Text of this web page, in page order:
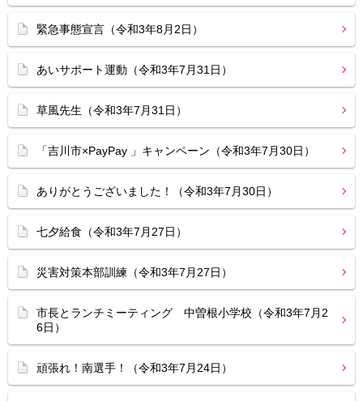
緊急事態宣言（令和3年8月2日）
あいサポート運動（令和3年7月31日）
草風先生（令和3年7月31日）
「吉川市×PayPay 」キャンペーン（令和3年7月30日）
ありがとうございました！（令和3年7月30日）
七夕給食（令和3年7月27日）
災害対策本部訓練（令和3年7月27日）
市長とランチミーティング 中曽根小学校（令和3年7月2
6日）
頑張れ！南選手！（令和3年7月24日）